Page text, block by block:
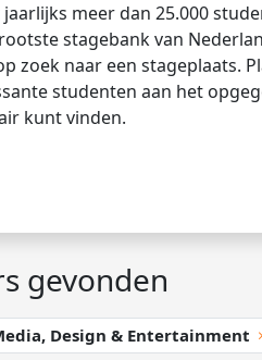
meer dan 25.000
stagebank van
zoek naar een stageplaats.
studenten aan het
kunt vinden.
gevonden
Design & Entertainment